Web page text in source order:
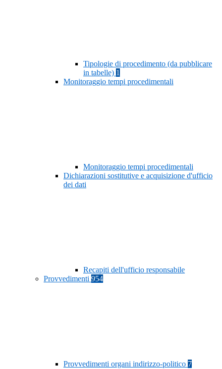
Tipologie di procedimento (da pubblicare
in tabelle) 1
Monitoraggio tempi procedimentali
Monitoraggio tempi procedimentali
Dichiarazioni sostitutive e acquisizione d'ufficio
dei dati
Recapiti dell'ufficio responsabile
Provvedimenti 954
Provvedimenti organi indirizzo-politico 7